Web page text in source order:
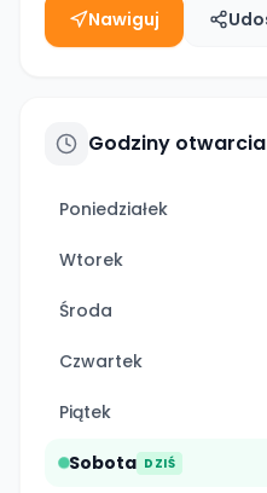
Nawiguj
Godziny otwarcia
Poniedziałek
Wtorek
Środa
Czwartek
Piątek
Sobota DZIŚ